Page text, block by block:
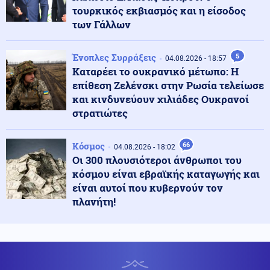
Κοινωνία 06.08.2026 - 15:08
Ελληνοτουρκικά 06.08.2026 - 15:02
Τούρκος Πρέσβης: «Ο Καντάφι έσωσε την Τουρκία το
1974 από το εμπάργκο των ΗΠΑ»-Ποιος είναι ο
κίνδυνος σήμερα για την Ελλάδα
Κοινωνία 06.08.2026 - 14:54
Ηράκλειο: Θύμα επενδυτικής απάτης έχασε πάνω από
100.000 ευρώ
βιομηχανίας
τουρκικός εκβιασμός και η είσοδος
των Γάλλων
Ένοπλες Συρράξεις 04.08.2026 - 18:57 5
Καταρέει το ουκρανικό μέτωπο: Η
επίθεση Ζελένσκι στην Ρωσία τελείωσε
και κινδυνεύουν χιλιάδες Ουκρανοί
στρατιώτες
Κόσμος 04.08.2026 - 18:02 66
Οι 300 πλουσιότεροι άνθρωποι του
κόσμου είναι εβραϊκής καταγωγής και
είναι αυτοί που κυβερνούν τον
πλανήτη!